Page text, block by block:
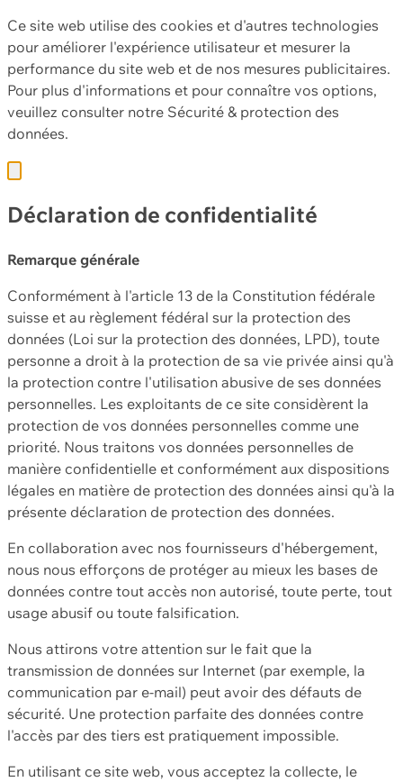
Ce site web utilise des cookies et d'autres technologies
pour améliorer l'expérience utilisateur et mesurer la
performance du site web et de nos mesures publicitaires.
Pour plus d'informations et pour connaître vos options,
veuillez consulter notre Sécurité & protection des
données.
Déclaration de confidentialité
Remarque générale
Conformément à l'article 13 de la Constitution fédérale
suisse et au règlement fédéral sur la protection des
données (Loi sur la protection des données, LPD), toute
personne a droit à la protection de sa vie privée ainsi qu'à
la protection contre l'utilisation abusive de ses données
personnelles. Les exploitants de ce site considèrent la
protection de vos données personnelles comme une
priorité. Nous traitons vos données personnelles de
manière confidentielle et conformément aux dispositions
légales en matière de protection des données ainsi qu'à la
présente déclaration de protection des données.
En collaboration avec nos fournisseurs d'hébergement,
nous nous efforçons de protéger au mieux les bases de
données contre tout accès non autorisé, toute perte, tout
usage abusif ou toute falsification.
Nous attirons votre attention sur le fait que la
transmission de données sur Internet (par exemple, la
communication par e-mail) peut avoir des défauts de
sécurité. Une protection parfaite des données contre
l'accès par des tiers est pratiquement impossible.
En utilisant ce site web, vous acceptez la collecte, le